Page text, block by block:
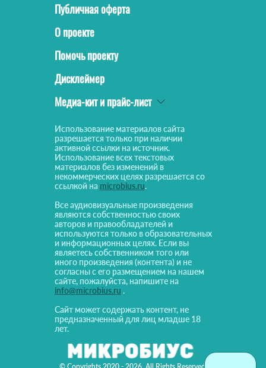
Публичная оферта
О проекте
Помочь проекту
Дисклеймер
Медиа-кит и прайс-лист
Использование материалов сайта
разрешается только при наличии
активной ссылки на источник.
Использование всех текстовых
материалов без изменений в
некоммерческих целях разрешается со
ссылкой на microbius.ru.
Все аудиовизуальные произведения
являются собственностью своих
авторов и правообладателей и
используются только в образовательных
и информационных целях. Если вы
являетесь собственником того или
иного произведения (контента) и не
согласны с его размещением на нашем
сайте, пожалуйста, напишите на
info@microbius.ru .
Сайт может содержать контент, не
предназначенный для лиц младше 18
лет.